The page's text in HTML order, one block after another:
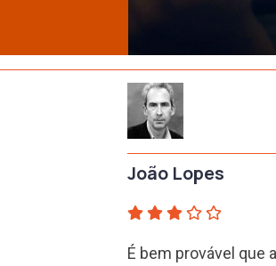
João Lopes
É bem provável que